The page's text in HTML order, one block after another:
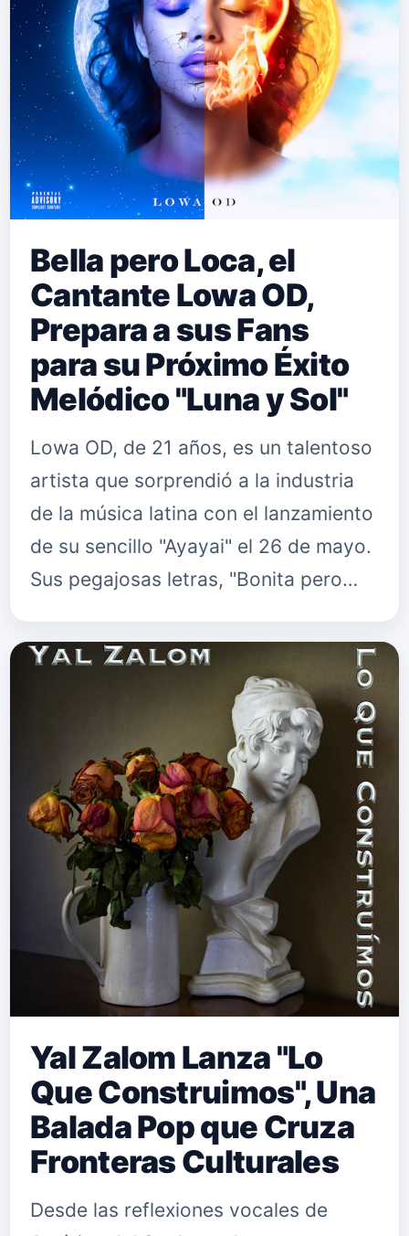
Bella pero Loca, el
Cantante Lowa OD,
Prepara a sus Fans
para su Próximo Éxito
Melódico "Luna y Sol"
Lowa OD, de 21 años, es un talentoso
artista que sorprendió a la industria
de la música latina con el lanzamiento
de su sencillo "Ayayai" el 26 de mayo.
Sus pegajosas letras, "Bonita pero
himno del veran…
Yal Zalom Lanza "Lo
Que Construimos", Una
Balada Pop que Cruza
Fronteras Culturales
Desde las reflexiones vocales de